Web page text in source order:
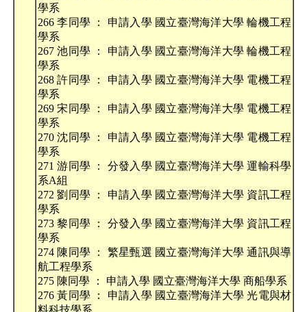
學系
266 李同學 ： 申請入學 國立臺灣海洋大學 輪機工程
學系
267 池同學 ： 申請入學 國立臺灣海洋大學 輪機工程
學系
268 許同學 ： 申請入學 國立臺灣海洋大學 電機工程
學系
269 宋同學 ： 申請入學 國立臺灣海洋大學 電機工程
學系
270 沈同學 ： 申請入學 國立臺灣海洋大學 電機工程
學系
271 游同學 ： 分發入學 國立臺灣海洋大學 運輸科學
系A組
272 劉同學 ： 申請入學 國立臺灣海洋大學 資訊工程
學系
273 黎同學 ： 分發入學 國立臺灣海洋大學 資訊工程
學系
274 陳同學 ： 繁星甄選 國立臺灣海洋大學 通訊與導
航工程學系
275 陳同學 ： 申請入學 國立臺灣海洋大學 商船學系
276 黃同學 ： 申請入學 國立臺灣海洋大學 光電與材
料科技學系